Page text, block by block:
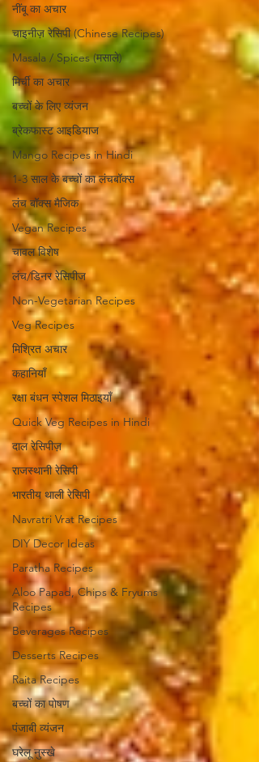
नींबू का अचार
चाइनीज़ रेसिपी (Chinese Recipes)
Masala / Spices (मसाले)
मिर्ची का अचार
बच्चों के लिए व्यंजन
ब्रेकफास्ट आइडियाज
Mango Recipes in Hindi
1-3 साल के बच्चों का लंचबॉक्स
लंच बॉक्स मैजिक
Vegan Recipes
चावल विशेष
लंच/डिनर रेसिपीज
Non-Vegetarian Recipes
Veg Recipes
मिश्रित अचार
कहानियाँ
रक्षा बंधन स्पेशल मिठाइयाँ
Quick Veg Recipes in Hindi
दाल रेसिपीज़
राजस्थानी रेसिपी
भारतीय थाली रेसिपी
Navratri Vrat Recipes
DIY Decor Ideas
Paratha Recipes
Aloo Papad, Chips & Fryums
Recipes
Beverages Recipes
Desserts Recipes
Raita Recipes
बच्चों का पोषण
पंजाबी व्यंजन
घरेलू नुस्खे